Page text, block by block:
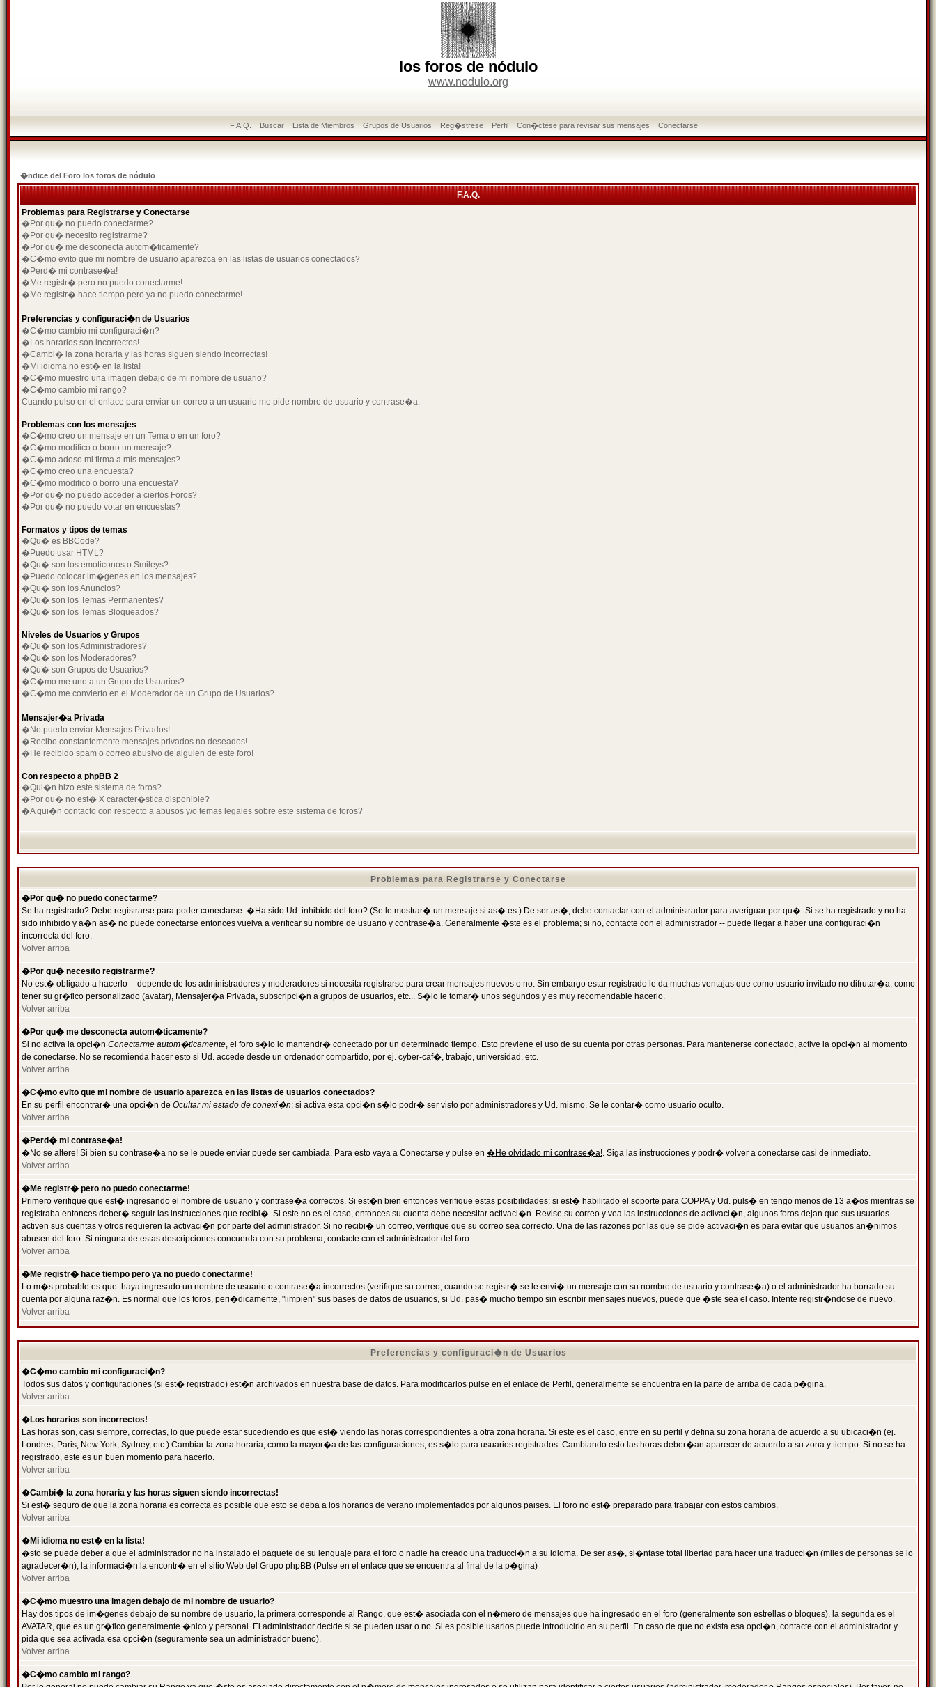
los foros de nódulo
www.nodulo.org
F.A.Q. Buscar Lista de Miembros Grupos de Usuarios Reg�strese Perfil Con�ctese para revisar sus mensajes Conectarse
�ndice del Foro los foros de nódulo
F.A.Q.
Problemas para Registrarse y Conectarse
�Por qu� no puedo conectarme?
�Por qu� necesito registrarme?
�Por qu� me desconecta autom�ticamente?
�C�mo evito que mi nombre de usuario aparezca en las listas de usuarios conectados?
�Perd� mi contrase�a!
�Me registr� pero no puedo conectarme!
�Me registr� hace tiempo pero ya no puedo conectarme!
Preferencias y configuraci�n de Usuarios
�C�mo cambio mi configuraci�n?
�Los horarios son incorrectos!
�Cambi� la zona horaria y las horas siguen siendo incorrectas!
�Mi idioma no est� en la lista!
�C�mo muestro una imagen debajo de mi nombre de usuario?
�C�mo cambio mi rango?
Cuando pulso en el enlace para enviar un correo a un usuario me pide nombre de usuario y contrase�a.
Problemas con los mensajes
�C�mo creo un mensaje en un Tema o en un foro?
�C�mo modifico o borro un mensaje?
�C�mo adoso mi firma a mis mensajes?
�C�mo creo una encuesta?
�C�mo modifico o borro una encuesta?
�Por qu� no puedo acceder a ciertos Foros?
�Por qu� no puedo votar en encuestas?
Formatos y tipos de temas
�Qu� es BBCode?
�Puedo usar HTML?
�Qu� son los emoticonos o Smileys?
�Puedo colocar im�genes en los mensajes?
�Qu� son los Anuncios?
�Qu� son los Temas Permanentes?
�Qu� son los Temas Bloqueados?
Niveles de Usuarios y Grupos
�Qu� son los Administradores?
�Qu� son los Moderadores?
�Qu� son Grupos de Usuarios?
�C�mo me uno a un Grupo de Usuarios?
�C�mo me convierto en el Moderador de un Grupo de Usuarios?
Mensajer�a Privada
�No puedo enviar Mensajes Privados!
�Recibo constantemente mensajes privados no deseados!
�He recibido spam o correo abusivo de alguien de este foro!
Con respecto a phpBB 2
�Qui�n hizo este sistema de foros?
�Por qu� no est� X caracter�stica disponible?
�A qui�n contacto con respecto a abusos y/o temas legales sobre este sistema de foros?
Problemas para Registrarse y Conectarse
�Por qu� no puedo conectarme?
Se ha registrado? Debe registrarse para poder conectarse. �Ha sido Ud. inhibido del foro? (Se le mostrar� un mensaje si as� es.) De ser as�, debe contactar con el administrador para averiguar por qu�. Si se ha registrado y no ha
sido inhibido y a�n as� no puede conectarse entonces vuelva a verificar su nombre de usuario y contrase�a. Generalmente �ste es el problema; si no, contacte con el administrador -- puede llegar a haber una configuraci�n
incorrecta del foro.
Volver arriba
�Por qu� necesito registrarme?
No est� obligado a hacerlo -- depende de los administradores y moderadores si necesita registrarse para crear mensajes nuevos o no. Sin embargo estar registrado le da muchas ventajas que como usuario invitado no difrutar�a, como
tener su gr�fico personalizado (avatar), Mensajer�a Privada, subscripci�n a grupos de usuarios, etc... S�lo le tomar� unos segundos y es muy recomendable hacerlo.
Volver arriba
�Por qu� me desconecta autom�ticamente?
Si no activa la opci�n Conectarme autom�ticamente, el foro s�lo lo mantendr� conectado por un determinado tiempo. Esto previene el uso de su cuenta por otras personas. Para mantenerse conectado, active la opci�n al momento
de conectarse. No se recomienda hacer esto si Ud. accede desde un ordenador compartido, por ej. cyber-caf�, trabajo, universidad, etc.
Volver arriba
�C�mo evito que mi nombre de usuario aparezca en las listas de usuarios conectados?
En su perfil encontrar� una opci�n de Ocultar mi estado de conexi�n; si activa esta opci�n s�lo podr� ser visto por administradores y Ud. mismo. Se le contar� como usuario oculto.
Volver arriba
�Perd� mi contrase�a!
�No se altere! Si bien su contrase�a no se le puede enviar puede ser cambiada. Para esto vaya a Conectarse y pulse en �He olvidado mi contrase�a!. Siga las instrucciones y podr� volver a conectarse casi de inmediato.
Volver arriba
�Me registr� pero no puedo conectarme!
Primero verifique que est� ingresando el nombre de usuario y contrase�a correctos. Si est�n bien entonces verifique estas posibilidades: si est� habilitado el soporte para COPPA y Ud. puls� en tengo menos de 13 a�os mientras se
registraba entonces deber� seguir las instrucciones que recibi�. Si este no es el caso, entonces su cuenta debe necesitar activaci�n. Revise su correo y vea las instrucciones de activaci�n, algunos foros dejan que sus usuarios
activen sus cuentas y otros requieren la activaci�n por parte del administrador. Si no recibi� un correo, verifique que su correo sea correcto. Una de las razones por las que se pide activaci�n es para evitar que usuarios an�nimos
abusen del foro. Si ninguna de estas descripciones concuerda con su problema, contacte con el administrador del foro.
Volver arriba
�Me registr� hace tiempo pero ya no puedo conectarme!
Lo m�s probable es que: haya ingresado un nombre de usuario o contrase�a incorrectos (verifique su correo, cuando se registr� se le envi� un mensaje con su nombre de usuario y contrase�a) o el administrador ha borrado su
cuenta por alguna raz�n. Es normal que los foros, peri�dicamente, "limpien" sus bases de datos de usuarios, si Ud. pas� mucho tiempo sin escribir mensajes nuevos, puede que �ste sea el caso. Intente registr�ndose de nuevo.
Volver arriba
Preferencias y configuraci�n de Usuarios
�C�mo cambio mi configuraci�n?
Todos sus datos y configuraciones (si est� registrado) est�n archivados en nuestra base de datos. Para modificarlos pulse en el enlace de Perfil , generalmente se encuentra en la parte de arriba de cada p�gina.
Volver arriba
�Los horarios son incorrectos!
Las horas son, casi siempre, correctas, lo que puede estar sucediendo es que est� viendo las horas correspondientes a otra zona horaria. Si este es el caso, entre en su perfil y defina su zona horaria de acuerdo a su ubicaci�n (ej.
Londres, Paris, New York, Sydney, etc.) Cambiar la zona horaria, como la mayor�a de las configuraciones, es s�lo para usuarios registrados. Cambiando esto las horas deber�an aparecer de acuerdo a su zona y tiempo. Si no se ha
registrado, este es un buen momento para hacerlo.
Volver arriba
�Cambi� la zona horaria y las horas siguen siendo incorrectas!
Si est� seguro de que la zona horaria es correcta es posible que esto se deba a los horarios de verano implementados por algunos paises. El foro no est� preparado para trabajar con estos cambios.
Volver arriba
�Mi idioma no est� en la lista!
�sto se puede deber a que el administrador no ha instalado el paquete de su lenguaje para el foro o nadie ha creado una traducci�n a su idioma. De ser as�, si�ntase total libertad para hacer una traducci�n (miles de personas se lo
agradecer�n), la informaci�n la encontr� en el sitio Web del Grupo phpBB (Pulse en el enlace que se encuentra al final de la p�gina)
Volver arriba
�C�mo muestro una imagen debajo de mi nombre de usuario?
Hay dos tipos de im�genes debajo de su nombre de usuario, la primera corresponde al Rango, que est� asociada con el n�mero de mensajes que ha ingresado en el foro (generalmente son estrellas o bloques), la segunda es el
AVATAR, que es un gr�fico generalmente �nico y personal. El administrador decide si se pueden usar o no. Si es posible usarlos puede introducirlo en su perfil. En caso de que no exista esa opci�n, contacte con el administrador y
pida que sea activada esa opci�n (seguramente sea un administrador bueno).
Volver arriba
�C�mo cambio mi rango?